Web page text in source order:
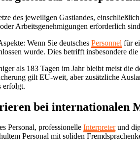
des jeweiligen Gastlandes,
Arbeitsgenehmigungen erforderlich
Wenn Sie deutschesPersonnel für
wurde. Dies betrifft insbesondere
als 183 Tagen im Jahr bleibt meist die
gilt EU-weit, aber zusätzliche
erfolgt.
bei internationalen
Personal, professionelleInterpreterund
Personal mit soliden